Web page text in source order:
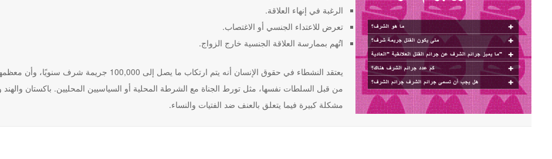
الرغبة في إنهاء العلاقة.
تعرض للاعتداء الجنسي أو الاغتصاب.
اتُهم بممارسة العلاقة الجنسية خارج الزواج.
يعتقد النشطاء في حقوق الإنسان أنه يتم ارتكاب ما
من قبل السلطات نفسها، مثل تورط الجناة مع الشرطة المحلية أو السياسيين المحليين. باكستان والهند
مشكلة كبيرة فيما يتعلق بالعنف ضد الفتيات والنساء.